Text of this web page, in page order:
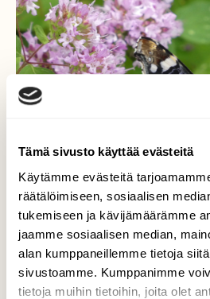
Tämä sivusto käyttää evästeitä
Käytämme evästeitä
räätälöimiseen, sosiaalisen
tukemiseen ja kävijämäärämme
jaamme sosiaalisen median,
alan kumppaneillemme tietoja
sivustoamme. Kumppanimme
tietoja muihin tietoihin, joita olet